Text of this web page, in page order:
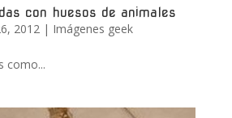
con huesos de animales
2012 | Imágenes geek
como...